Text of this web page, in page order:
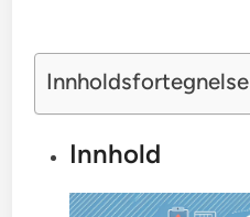
Innholdsfortegnelse
Innhold